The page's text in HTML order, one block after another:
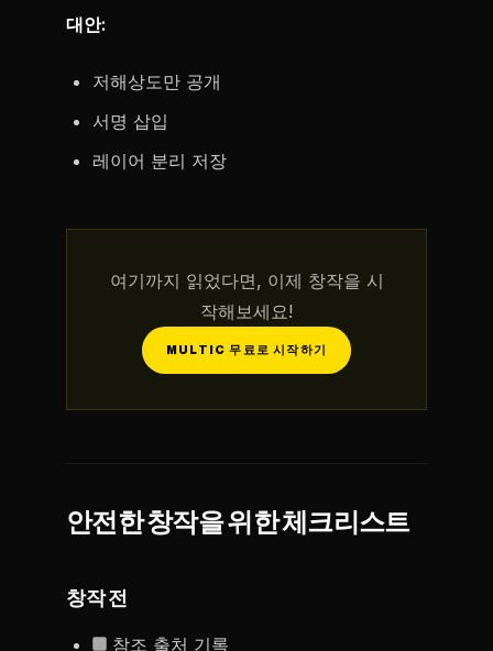
대안:
저해상도만 공개
서명 삽입
레이어 분리 저장
여기까지 읽었다면, 이제 창작을 시
작해보세요!
MULTIC 무료로 시작하기
안전한 창작을 위한 체크리스트
창작 전
참조 출처 기록